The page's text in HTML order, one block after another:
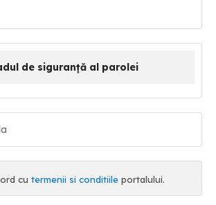
de siguranță al parolei
cu termenii si conditiile portalului.